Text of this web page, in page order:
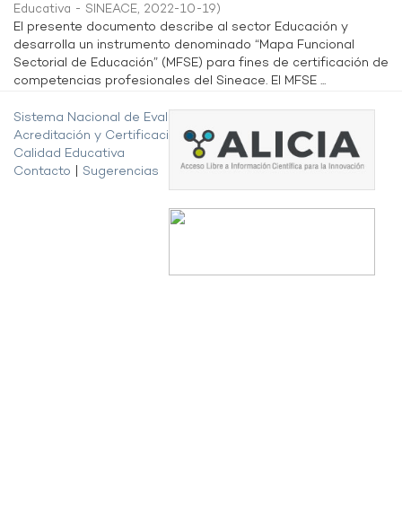
Educativa - SINEACE, 2022-10-19)
El presente documento describe al sector Educación y
desarrolla un instrumento denominado “Mapa Funcional
Sectorial de Educación” (MFSE) para fines de certificación de
competencias profesionales del Sineace. El MFSE ...
Sistema Nacional de Evaluación,
Acreditación y Certificación de la
Calidad Educativa
Contacto
Sugerencias